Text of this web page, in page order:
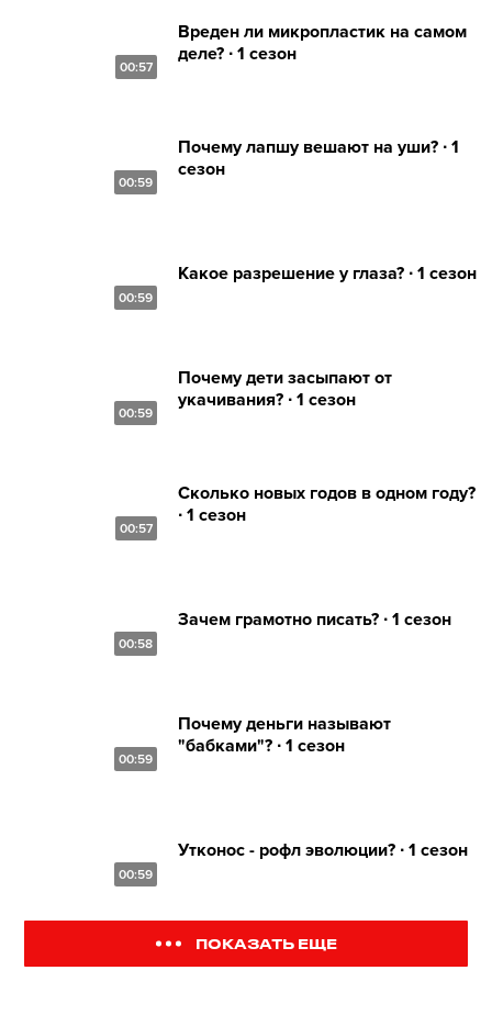
00:57
Вреден ли микропластик на самом
деле? ∙ 1 сезон
00:59
Почему лапшу вешают на уши? ∙ 1
сезон
00:59
Какое разрешение у глаза? ∙ 1 сезон
00:59
Почему дети засыпают от
укачивания? ∙ 1 сезон
00:57
Сколько новых годов в одном году?
∙ 1 сезон
00:58
Зачем грамотно писать? ∙ 1 сезон
00:59
Почему деньги называют
"бабками"? ∙ 1 сезон
00:59
Утконос - рофл эволюции? ∙ 1 сезон
ПОКАЗАТЬ ЕЩЕ